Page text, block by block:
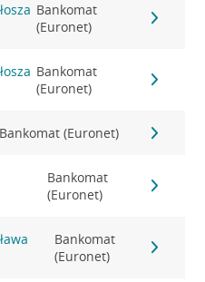
Bankomat
(Euronet)
Bankomat
(Euronet)
Bankomat (Euronet)
Bankomat
(Euronet)
Bankomat
(Euronet)